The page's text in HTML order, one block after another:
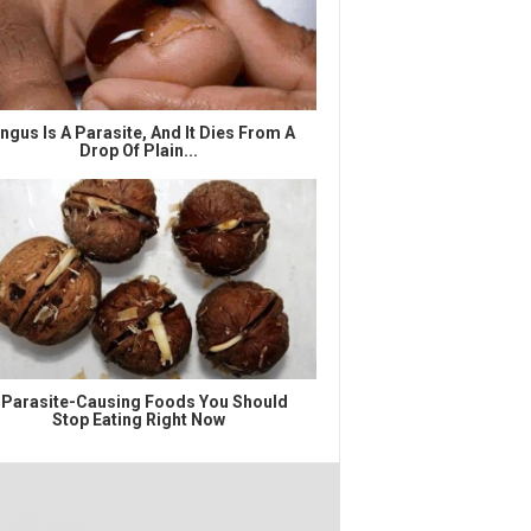
Is A Parasite, And It Dies From A
Drop Of Plain...
Causing Foods You Should
Stop Eating Right Now